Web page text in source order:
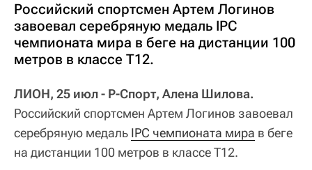
Российский спортсмен Артем Логинов
завоевал серебряную медаль IPC
чемпионата мира в беге на дистанции 100
метров в классе Т12.
ЛИОН, 25 июл - Р-Спорт, Алена Шилова.
Российский спортсмен Артем Логинов завоевал
серебряную медаль IPC чемпионата мира в беге
на дистанции 100 метров в классе Т12.